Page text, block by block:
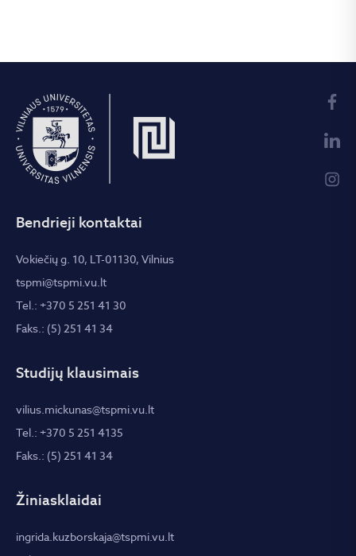
Bendrieji kontaktai
Vokiečių g. 10, LT-01130, Vilnius
tspmi@tspmi.vu.lt
Tel.: +370 5 251 41 30
Faks.: (5) 251 41 34
Studijų klausimais
vilius.mickunas@tspmi.vu.lt
Tel.: +370 5 251 4135
Faks.: (5) 251 41 34
Žiniasklaidai
ingrida.kuzborskaja@tspmi.vu.lt